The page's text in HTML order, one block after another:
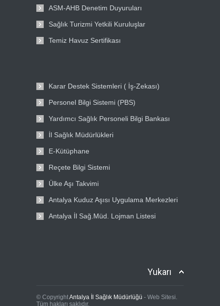
ASM-AHB Denetim Duyuruları
Sağlık Turizmi Yetkili Kuruluşlar
Temiz Havuz Sertifikası
Karar Destek Sistemleri ( İş-Zekası)
Personel Bilgi Sistemi (PBS)
Yardımcı Sağlık Personeli Bilgi Bankası
İl Sağlık Müdürlükleri
E-Kütüphane
Reçete Bilgi Sistemi
Ülke Aşı Takvimi
Antalya Kuduz Aşısı Uygulama Merkezleri
Antalya İl Sağ.Müd. Lojman Listesi
Yukarı
© CopyrightAntalya İl Sağlık Müdürlüğü - Web Sitesi.
Tüm hakları saklıdır.